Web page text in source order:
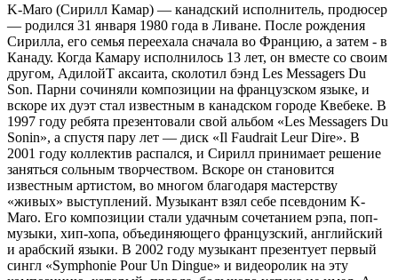
K-Maro (Сирилл Камар) — канадский исполнитель, продюсер
— родился 31 января 1980 года в Ливане. После рождения
Сирилла, его семья переехала сначала во Францию, а затем - в
Канаду. Когда Камару исполнилось 13 лет, он вместе со своим
другом, АдилойТ аксаита, сколотил бэнд Les Messagers Du
Son. Парни сочиняли композиции на французском языке, и
вскоре их дуэт стал известным в канадском городе Квебеке. В
1997 году ребята презентовали свой альбом «Les Messagers Du
Sonin», а спустя пару лет — диск «Il Faudrait Leur Dire». В
2001 году коллектив распался, и Сирилл принимает решение
заняться сольным творчеством. Вскоре он становится
известным артистом, во многом благодаря мастерству
«живых» выступлений. Музыкант взял себе псевдоним K-
Maro. Его композиции стали удачным сочетанием рэпа, поп-
музыки, хип-хопа, объединяющего французский, английский
и арабский языки. В 2002 году музыкант презентует первый
сингл «Symphonie Pour Un Dingue» и видеоролик на эту